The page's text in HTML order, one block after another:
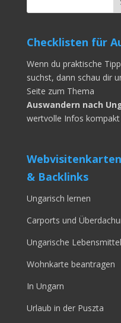
Checklisten für
Wenn du praktische
suchst, dann schau dir
Seite zum Thema
Auswandern nach
wertvolle Infos
& Backlinks
Ungarisch lernen
Carports und
Ungarische Lebensmittel
Wohnkarte beantragen
In Ungarn
Urlaub in der Puszta